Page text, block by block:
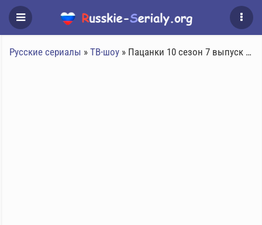
Русские сериалы » ТВ-шоу » Пацанки 10 сезон 7 выпуск 23 04 2026